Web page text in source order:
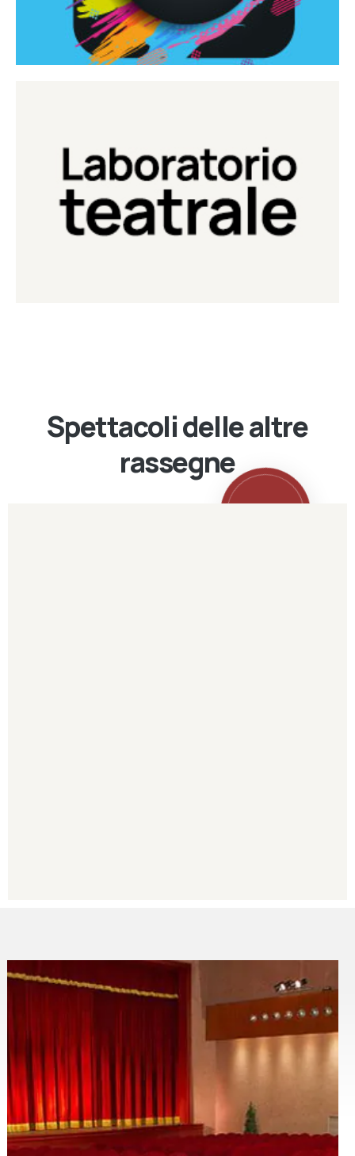
Laboratorio Teatrale
Laboratorio di teatro del Teatro Eduardo de Filippo
Continua
Spettacoli delle altre
rassegne